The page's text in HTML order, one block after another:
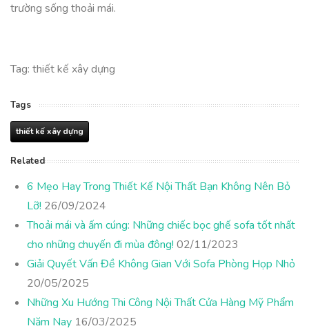
trường sống thoải mái.
Tag: thiết kế xây dựng
Tags
thiết kế xây dựng
Related
6 Mẹo Hay Trong Thiết Kế Nội Thất Bạn Không Nên Bỏ
Lỡ! 26/09/2024
Thoải mái và ấm cúng: Những chiếc bọc ghế sofa tốt nhất
cho những chuyến đi mùa đông! 02/11/2023
Giải Quyết Vấn Đề Không Gian Với Sofa Phòng Họp Nhỏ
20/05/2025
Những Xu Hướng Thi Công Nội Thất Cửa Hàng Mỹ Phẩm
Năm Nay 16/03/2025